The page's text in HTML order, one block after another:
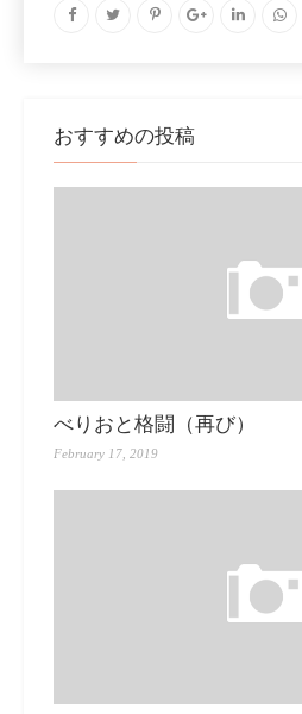
おすすめの投稿
べりおと格闘（再び）
February 17, 2019